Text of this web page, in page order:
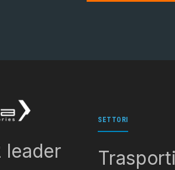
leader
SETTORI